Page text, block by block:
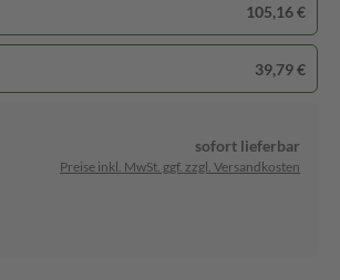
105,16 €
39,79 €
sofort lieferbar
Preise inkl. MwSt. ggf. zzgl. Versandkosten